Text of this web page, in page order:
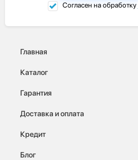
Согласен на обработку
Главная
Каталог
Гарантия
Доставка и оплата
Кредит
Блог